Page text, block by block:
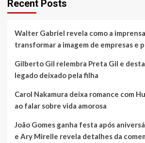
Recent Posts
Walter Gabriel revela como a
transformar a imagem de empresas e
Gilberto Gil relembra Preta Gil e
legado deixado pela filha
Carol Nakamura deixa romance com
ao falar sobre vida amorosa
João Gomes ganha festa após
e Ary Mirelle revela detalhes da